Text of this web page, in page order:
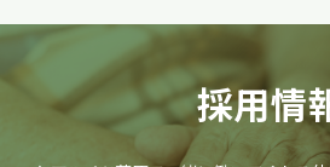
採用情